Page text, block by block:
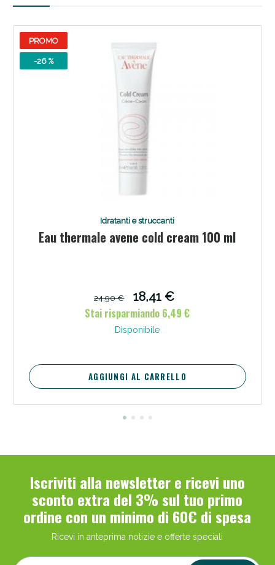
PROMO
-26 %
Idratanti e struccanti
Eau thermale avene cold cream 100 ml
24,90 €
18,41 €
Stai risparmiando 6,49 €
Disponibile
AGGIUNGI AL CARRELLO
Iscriviti alla newsletter e ricevi uno
sconto extra del 3% sul tuo primo
ordine con un minimo di 60€ di spesa
Ricevi in anteprima notizie e offerte speciali
Scopri le offerte di Oggi